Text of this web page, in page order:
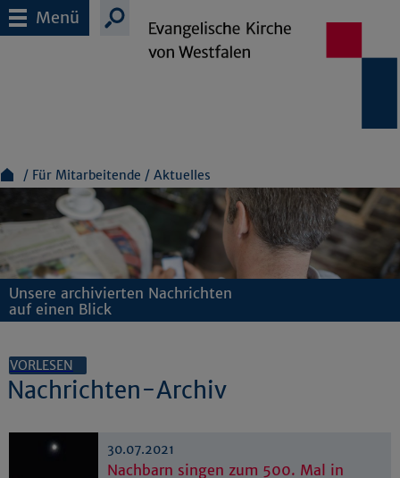
Menü
Für Mitarbeitende Aktuelles
Unsere archivierten Nachrichten
auf einen Blick
VORLESEN
Nachrichten-Archiv
30.07.2021
Nachbarn singen zum 500. Mal in